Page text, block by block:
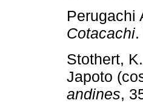
Perugachi
Cotacachi
Stothert,
Japoto
andines,